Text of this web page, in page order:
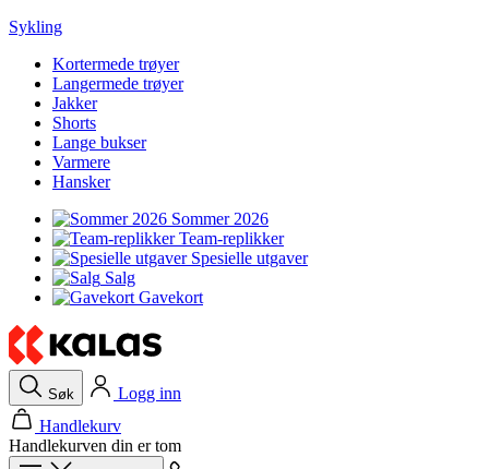
Sykling
Kortermede trøyer
Langermede trøyer
Jakker
Shorts
Lange bukser
Varmere
Hansker
Sommer 2026
Team-replikker
Spesielle utgaver
Salg
Gavekort
Søk
Logg inn
Handlekurv
Handlekurven din er tom